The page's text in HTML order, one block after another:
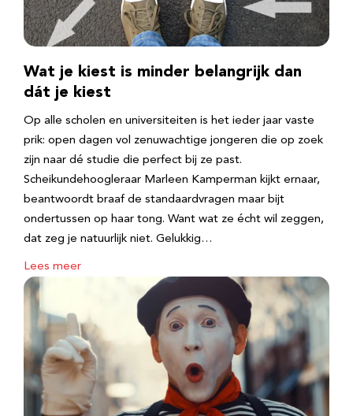
Wat je kiest is minder belangrijk dan
dát je kiest
Op alle scholen en universiteiten is het ieder jaar vaste
prik: open dagen vol zenuwachtige jongeren die op zoek
zijn naar dé studie die perfect bij ze past.
Scheikundehoogleraar Marleen Kamperman kijkt ernaar,
beantwoordt braaf de standaardvragen maar bijt
ondertussen op haar tong. Want wat ze écht wil zeggen,
dat zeg je natuurlijk niet. Gelukkig…
Lees meer